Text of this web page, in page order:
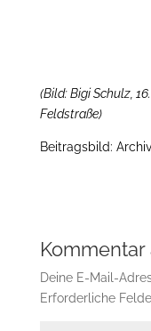
(Bild: Bigi Schulz,
Feldstraße)
Beitragsbild: Archiv
Deine E-Mail-
Erforderliche